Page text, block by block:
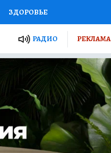
ЗДОРОВЬЕ
РОССИИ
ПУТЕВОДИТЕЛЬ
ТУРИЗМ
ПОТРЕБИТЕЛЯ ВСЕ О КП
РАДИО РЕКЛАМА